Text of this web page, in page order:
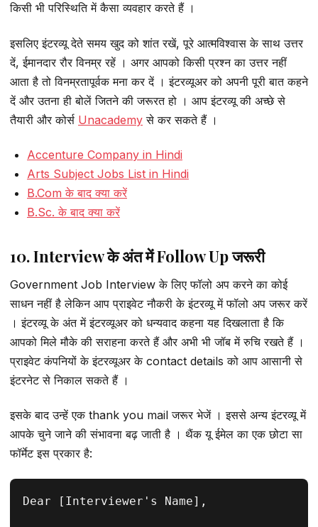
किसी भी परिस्थिति में कैसा व्यवहार करते हैं ।
इसलिए इंटरव्यू देते समय खुद को शांत रखें, पूरे आत्मविश्वास के साथ उत्तर
दें, ईमानदार रौर विनम्र रहें । अगर आपको किसी प्रश्न का उत्तर नहीं
आता है तो विनम्रतापूर्वक मना कर दें । इंटरव्यूअर को अपनी पूरी बात कहने
दें और उतना ही बोलें जितने की जरूरत हो । आप इंटरव्यू की अच्छे से
तैयारी और कोर्स Unacademy से कर सकते हैं ।
Accenture Company in Hindi
Arts Subject Jobs List in Hindi
B.Com के बाद क्या करें
B.Sc. के बाद क्या करें
10. Interview के अंत में Follow Up जरूरी
Government Job Interview के लिए फॉलो अप करने का कोई
साधन नहीं है लेकिन आप प्राइवेट नौकरी के इंटरव्यू में फॉलो अप जरूर करें
। इंटरव्यू के अंत में इंटरव्यूअर को धन्यवाद कहना यह दिखलाता है कि
आपको मिले मौके की सराहना करते हैं और अभी भी जॉब में रुचि रखते हैं ।
प्राइवेट कंपनियों के इंटरव्यूअर के contact details को आप आसानी से
इंटरनेट से निकाल सकते हैं ।
इसके बाद उन्हें एक thank you mail जरूर भेजें । इससे अन्य इंटरव्यू में
आपके चुने जाने की संभावना बढ़ जाती है । थैंक यू ईमेल का एक छोटा सा
फॉर्मेट इस प्रकार है:
Dear [Interviewer's Name],